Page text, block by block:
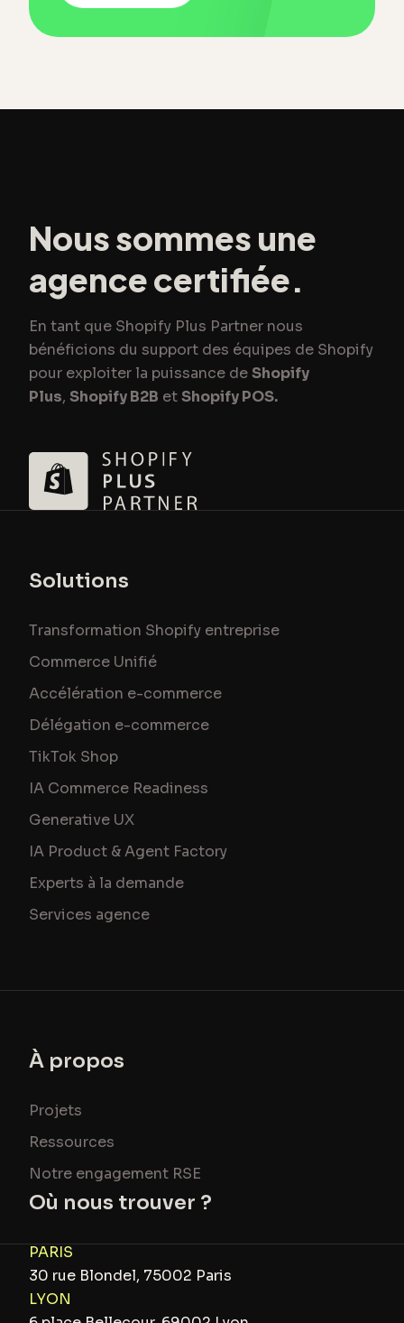
Nous sommes une
agence certifiée.
En tant que Shopify Plus Partner nous
bénéficions du support des équipes de Shopify
pour exploiter la puissance deShopify
Plus, Shopify B2B etShopify POS.
Solutions
Transformation Shopify entreprise
Commerce Unifié
Accélération e-commerce
Délégation e-commerce
TikTok Shop
IA Commerce Readiness
Generative UX
IA Product & Agent Factory
Experts à la demande
Services agence
À propos
Projets
Ressources
Notre engagement RSE
Où nous trouver ?
PARIS
30 rue Blondel, 75002 Paris
LYON